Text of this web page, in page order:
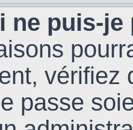
ne puis-
vérifiez
passe